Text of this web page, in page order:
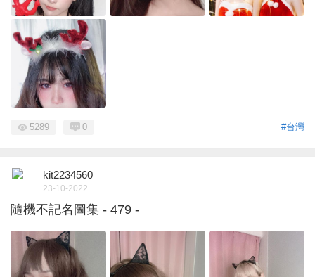
#台灣
5289 0
kit2234560
23-10-2022
隨機不記名圖集 - 479 -